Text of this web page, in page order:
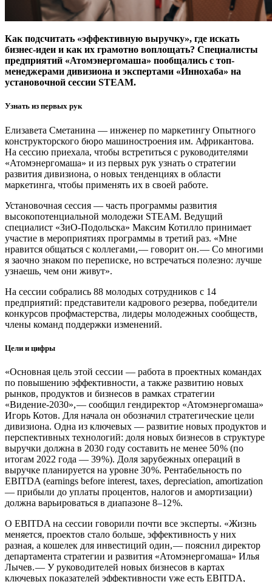
Как подсчитать «эффективную выручку», где искать
бизнес-идеи и как их грамотно воплощать? Специалисты
предприятий «Атомэнергомаша» пообщались с топ-
менеджерами дивизиона и экспертами «Иннохаба» на
установочной сессии STEAM.
Узнать из первых рук
Елизавета Сметанина — ​инженер по маркетингу Опытного
конструкторского бюро машиностроения им. Африкантова.
На сессию приехала, чтобы встретиться с руководителями
«Атомэнергомаша» и из первых рук узнать о стратегии
развития дивизиона, о новых тенденциях в области
маркетинга, чтобы применять их в своей работе.
Установочная сессия — ​часть программы развития
высокопотенциальной молодежи STEAM. Ведущий
специалист «ЗиО-Подольска» Максим Котилло принимает
участие в мероприятиях программы в третий раз. «Мне
нравится общаться с коллегами, — ​говорит он. — ​Со многими
я заочно знаком по переписке, но встречаться полезно: лучше
узнаешь, чем они живут».
На сессии собрались 88 молодых сотрудников с 14
предприятий: представители кадрового резерва, победители
конкурсов профмастерства, лидеры молодежных сообществ,
члены команд поддержки изменений.
Цели и цифры
«Основная цель этой сессии — ​работа в проектных командах
по повышению эффективности, а также развитию новых
рынков, продуктов и бизнесов в рамках стратегии
«Видение‑2030», — ​сообщил гендиректор «Атомэнергомаша»
Игорь Котов. Для начала он обозначил стратегические цели
дивизиона. Одна из ключевых — ​развитие новых продуктов и
перспективных технологий: доля новых бизнесов в структуре
выручки должна в 2030 году составить не менее 50 % (по
итогам 2022 года — ​39 %). Доля зарубежных операций в
выручке планируется на уровне 30 %. Рентабельность по
EBITDA (earnings before interest, taxes, depreciation, amortization
— ​прибыли до уплаты процентов, налогов и амортизации)
должна варьироваться в диапазоне 8–12 %.
О EBITDA на сессии говорили почти все эксперты. «Жизнь
меняется, проектов стало больше, эффективность у них
разная, а кошелек для инвестиций один, — ​пояснил директор
департамента стратегии и развития «Атомэнергомаша» Илья
Лычев. — ​У руководителей новых бизнесов в картах
ключевых показателей эффективности уже есть EBITDA,